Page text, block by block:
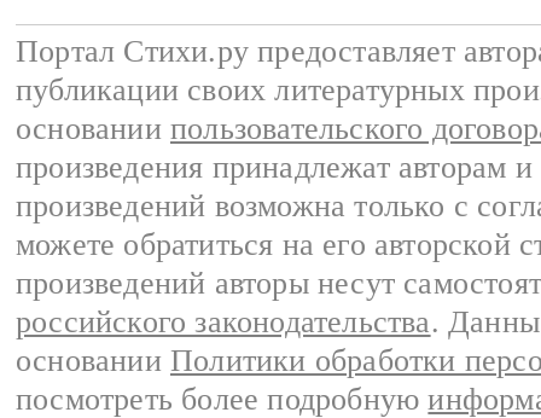
Портал Стихи.ру предоставляет
публикации своих литературных
основании пользовательского
произведения принадлежат авторам
произведений возможна только с
можете обратиться на его авторской
произведений авторы несут
российского законодательства.
основании Политики обработки
посмотреть более подробную